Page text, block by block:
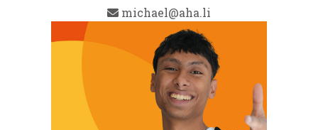
michael@aha.li